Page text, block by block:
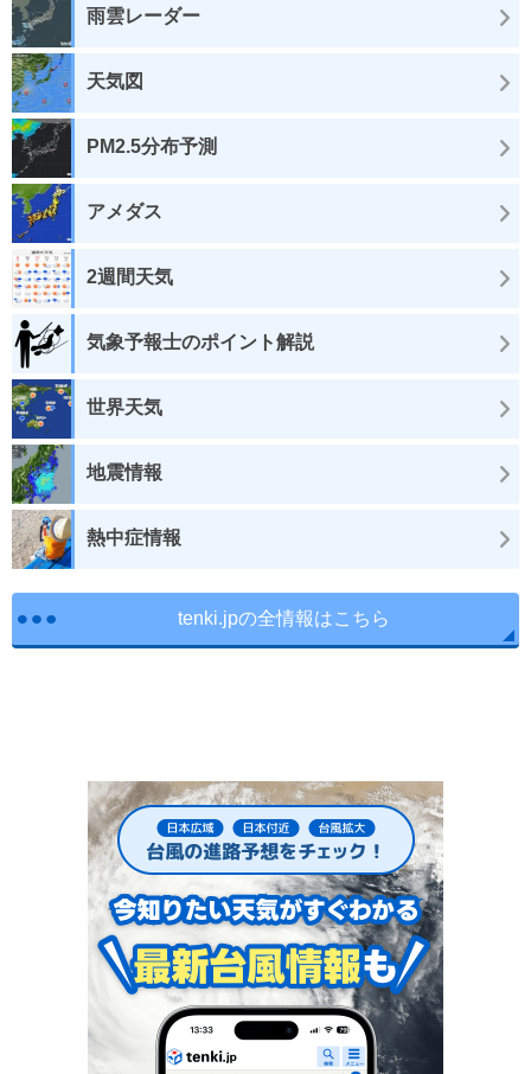
雨雲レーダー
天気図
PM2.5分布予測
アメダス
2週間天気
気象予報士のポイント解説
世界天気
地震情報
熱中症情報
tenki.jpの全情報はこちら